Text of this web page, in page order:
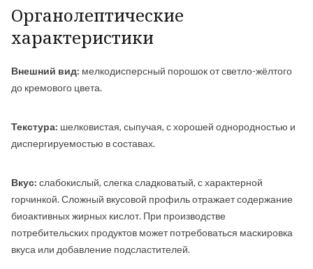
Органолептические
характеристики
Внешний вид: мелкодисперсный порошок от светло-жёлтого
до кремового цвета.
Текстура: шелковистая, сыпучая, с хорошей однородностью и
диспергируемостью в составах.
Вкус: слабокислый, слегка сладковатый, с характерной
горчинкой. Сложный вкусовой профиль отражает содержание
биоактивных жирных кислот. При производстве
потребительских продуктов может потребоваться маскировка
вкуса или добавление подсластителей.